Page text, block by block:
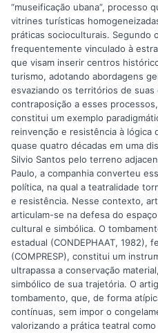
“museificação ubana”, processo
vitrines turísticas
práticas socioculturais. Segundo
frequentemente vinculado à
que visam inserir centros
turismo, adotando abordagens
esvaziando os territórios de
contraposição a esses
constitui um exemplo
reinvenção e resistência à lógica
quase quatro décadas em uma
Silvio Santos pelo terreno
Paulo, a companhia converteu
política, na qual a teatralidade
e resistência. Nesse contexto,
articulam-se na defesa do
cultural e simbólica. O
estadual (CONDEPHAAT, 1982),
(COMPRESP), constitui um
ultrapassa a conservação
simbólico de sua trajetória. O
tombamento, que, de forma
contínuas, sem impor o
valorizando a prática teatral